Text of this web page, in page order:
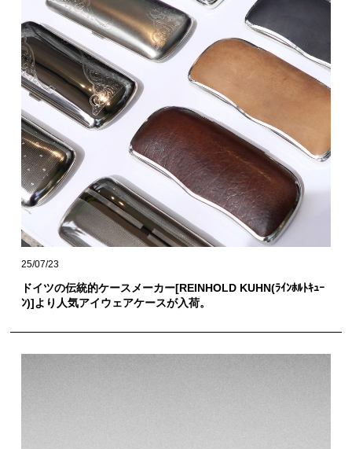
25/07/23
ドイツの伝統的ケースメーカー[REINHOLD KUHN(ﾗｲﾝﾎﾙﾄｷｭｰ
ﾝ)]より人気アイウェアケースが入荷。